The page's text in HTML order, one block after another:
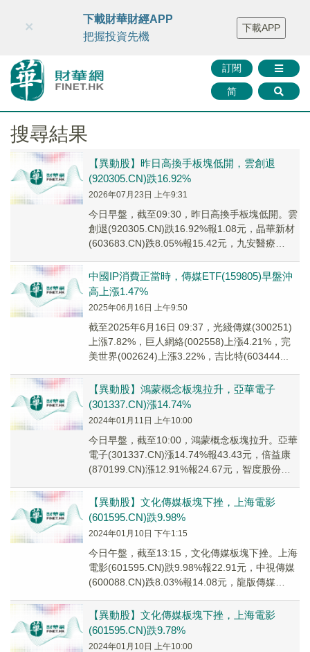
財華智庫網 FINTV FINMETA 財華證券 媒體矩陣
智庫沙龍
聯絡我們
訂閱
简
×
下載財華財經APP
把握投資先機
下載APP
搜尋結果
【異動股】昨日高換手板塊低開，雲創退
(920305.CN)跌16.92%
2026年07月23日 上午9:31
今日早盤，截至09:30，昨日高換手板塊低開。雲
創退(920305.CN)跌16.92%報1.08元，晶華新材
(603683.CN)跌8.05%報15.42元，九安醫療
中國IP消費正當時，傳媒ETF(159805)早盤沖
高上漲1.47%
2025年06月16日 上午9:50
截至2025年6月16日 09:37，光綫傳媒(300251)
上漲7.82%，巨人網絡(002558)上漲4.21%，完
美世界(002624)上漲3.22%，吉比特(603444...
【異動股】鴻蒙概念板塊拉升，亞華電子
(301337.CN)漲14.74%
2024年01月11日 上午10:00
今日早盤，截至10:00，鴻蒙概念板塊拉升。亞華
電子(301337.CN)漲14.74%報43.43元，倍益康
(870199.CN)漲12.91%報24.67元，智度股份
【異動股】文化傳媒板塊下挫，上海電影
(601595.CN)跌9.98%
2024年01月10日 下午1:15
今日午盤，截至13:15，文化傳媒板塊下挫。上海
電影(601595.CN)跌9.98%報22.91元，中視傳媒
(600088.CN)跌8.03%報14.08元，龍版傳媒
【異動股】文化傳媒板塊下挫，上海電影
(601595.CN)跌9.78%
2024年01月10日 上午10:00